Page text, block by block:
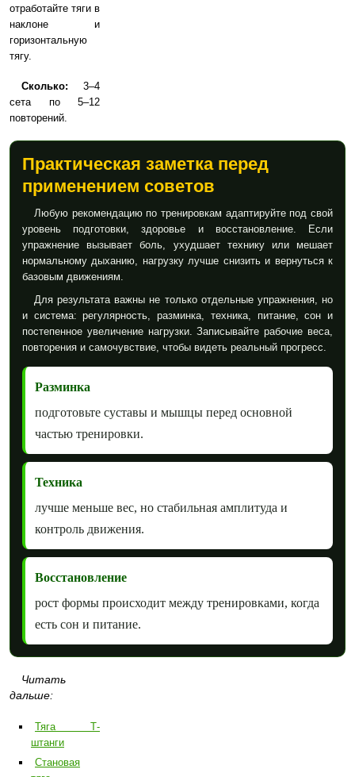
отработайте тяги в
наклоне и
горизонтальную
тягу.
Сколько: 3–4
сета по 5–12
повторений.
Практическая заметка перед
применением советов
Любую рекомендацию по тренировкам адаптируйте под свой
уровень подготовки, здоровье и восстановление. Если
упражнение вызывает боль, ухудшает технику или мешает
нормальному дыханию, нагрузку лучше снизить и вернуться к
базовым движениям.
Для результата важны не только отдельные упражнения, но
и система: регулярность, разминка, техника, питание, сон и
постепенное увеличение нагрузки. Записывайте рабочие веса,
повторения и самочувствие, чтобы видеть реальный прогресс.
Разминка
подготовьте суставы и мышцы перед основной
частью тренировки.
Техника
лучше меньше вес, но стабильная амплитуда и
контроль движения.
Восстановление
рост формы происходит между тренировками, когда
есть сон и питание.
Читать
дальше:
Тяга Т-
штанги
Становая